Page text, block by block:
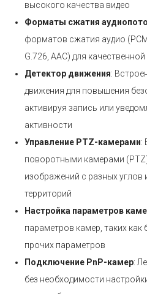
высокого качества видео
Форматы сжатия
форматов сжатия аудио (PCM,
G.726, AAC) для
Детектор движения:
движения для повышения
активируя запись или
активности
Управление PTZ-камерами:
поворотными камерами
изображений с разных
территорий
Настройка параметров
параметров камер, таких как
прочих параметров
Подключение PnP-камер:
без необходимости